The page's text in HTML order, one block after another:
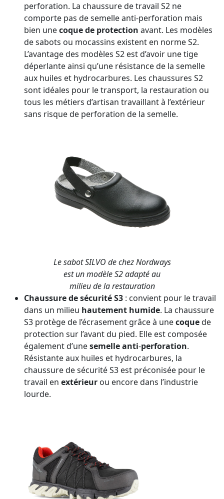
perforation. La chaussure de travail S2 ne
comporte pas de semelle anti-perforation mais
bien unecoque de protection avant. Les modèles
de sabots ou mocassins existent en norme S2.
L’avantage des modèles S2 est d’avoir une tige
déperlante ainsi qu’une résistance de la semelle
aux huiles et hydrocarbures. Les chaussures S2
sont idéales pour le transport, la restauration ou
tous les métiers d’artisan travaillant à l’extérieur
sans risque de perforation de la semelle.
Le sabot SILVO de chez Nordways
est un modèle S2 adapté au
milieu de la restauration
Chaussure de sécurité S3 : convient pour le travail
dans un milieu hautement humide. La chaussure
S3 protège de l’écrasement grâce à unecoquede
protection sur l’avant du pied. Elle est composée
également d’unesemelleanti-perforation.
Résistante aux huiles et hydrocarbures, la
chaussure de sécurité S3 est préconisée pour le
travail en extérieur ou encore dans l’industrie
lourde.